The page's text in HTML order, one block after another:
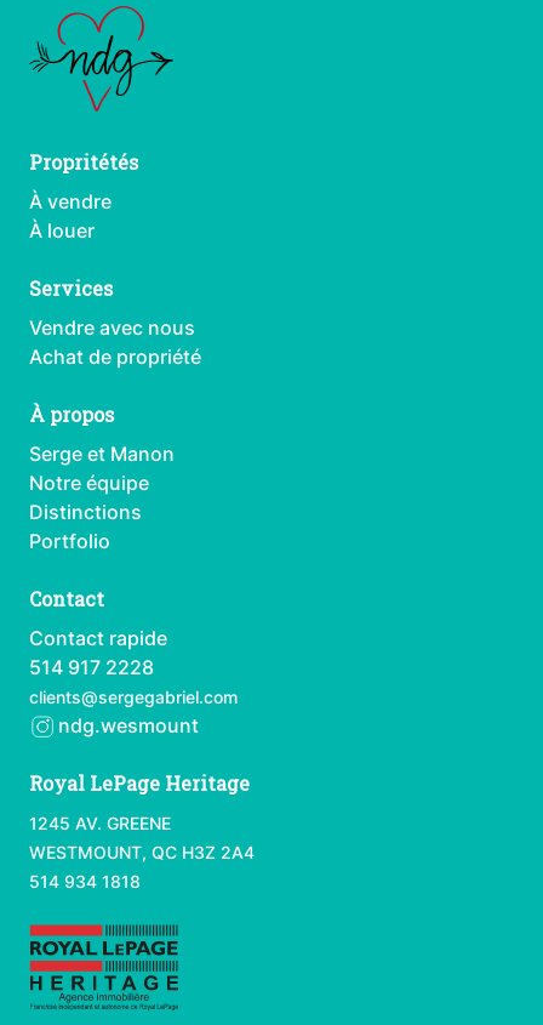
Propritétés
À vendre
À louer
Services
Vendre avec nous
Achat de propriété
À propos
Serge et Manon
Notre équipe
Distinctions
Portfolio
Contact
Contact rapide
514 917 2228
clients@sergegabriel.com
ndg.wesmount
Royal LePage Heritage
1245 AV. GREENE
WESTMOUNT, QC H3Z 2A4
514 934 1818